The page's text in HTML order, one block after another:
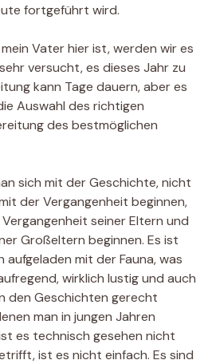
fortgeführt wird.
Vater hier ist, werden wir es
versucht, es dieses Jahr zu
kann Tage dauern, aber es
Auswahl des richtigen
des bestmöglichen
sich mit der Geschichte, nicht
der Vergangenheit beginnen,
seiner Eltern und
Großeltern beginnen. Es ist
aufgeladen mit der Fauna, was
wirklich lustig und auch
den Geschichten gerecht
man in jungen Jahren
es technisch gesehen nicht
ist es nicht einfach. Es sind